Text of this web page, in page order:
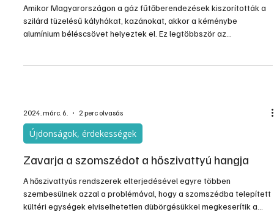
Amikor Magyarországon a gáz fűtőberendezések kiszorították a
szilárd tüzelésű kályhákat, kazánokat, akkor a kéménybe
alumínium béléscsövet helyeztek el. Ez legtöbbször az
2024. márc. 6. 2 perc olvasás
Újdonságok, érdekességek
Zavarja a szomszédot a hőszivattyú hangja
A hőszivattyús rendszerek elterjedésével egyre többen
szembesülnek azzal a problémával, hogy a szomszédba telepített
kültéri egységek elviselhetetlen dübörgésükkel megkeserítik a